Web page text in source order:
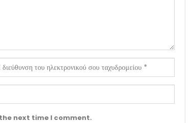
next time I comment.